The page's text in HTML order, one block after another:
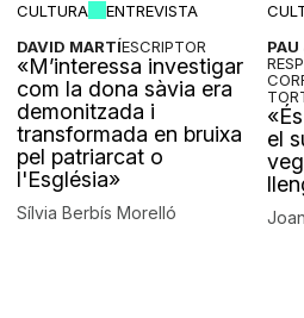
CULTURA
ENTREVISTA
DAVID MARTÍESCRIPTOR
«M’interessa investigar
com la dona sàvia era
demonitzada i
transformada en bruixa
pel patriarcat o
l'Església»
Sílvia Berbís Morelló
el